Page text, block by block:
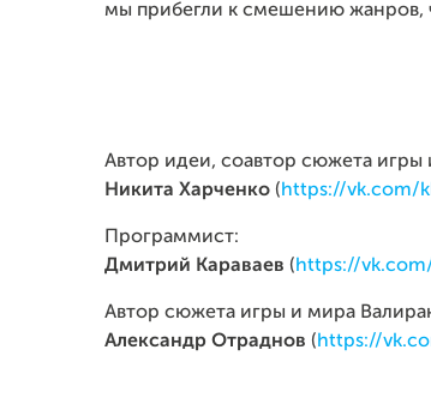
мы прибегли к смешению жанров,
Автор идеи, соавтор сюжета игры
Никита Харченко (https://vk.com/
Программист:
Дмитрий Караваев (https://
Автор сюжета игры и мира
Александр Отраднов (https://